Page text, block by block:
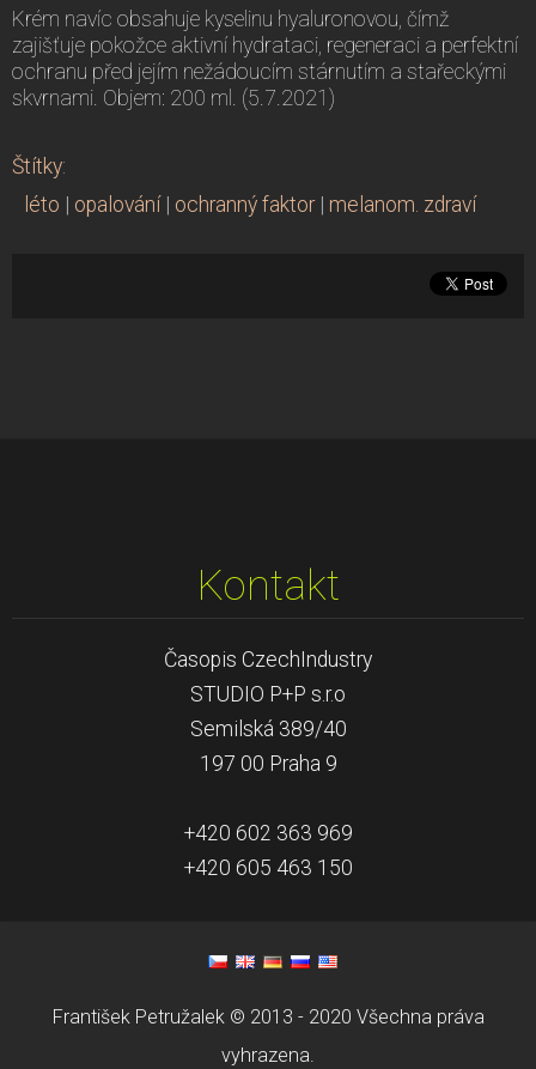
Krém navíc obsahuje kyselinu hyaluronovou, čímž
zajišťuje pokožce aktivní hydrataci, regeneraci a perfektní
ochranu před jejím nežádoucím stárnutím a stařeckými
skvrnami. Objem: 200 ml. (5.7.2021)
Štítky:
léto | opalování | ochranný faktor | melanom. zdraví
Kontakt
Časopis CzechIndustry
STUDIO P+P s.r.o
Semilská 389/40
197 00 Praha 9
+420 602 363 969
+420 605 463 150
František Petružalek © 2013 - 2020 Všechna práva
vyhrazena.